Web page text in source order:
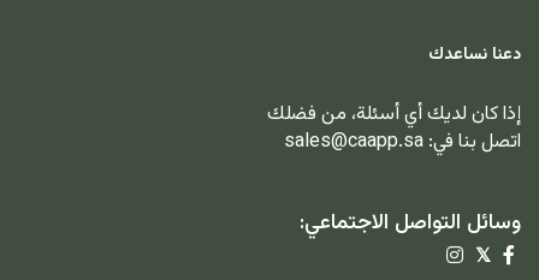
دعنا نساعدك
إذا كان لديك أي أسئلة، من فضلك
اتصل بنا في: sales@caapp.sa
وسائل التواصل الاجتماعي:
𝕏